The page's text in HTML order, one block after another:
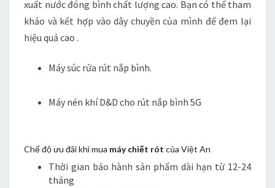
xuất nước đóng bình chất lượng cao. Bạn có thể tham
khảo và kết hợp vào dây chuyền của mình để đem lại
hiệu quả cao .
Máy súc rửa rút nắp bình.
Máy nén khí D&D cho rút nắp bình 5G
Chế độ ưu đãi khi mua máy chiết rót của Việt An
Thời gian bảo hành sản phẩm dài hạn từ 12-24
tháng